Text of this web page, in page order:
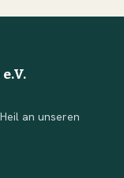
an unseren